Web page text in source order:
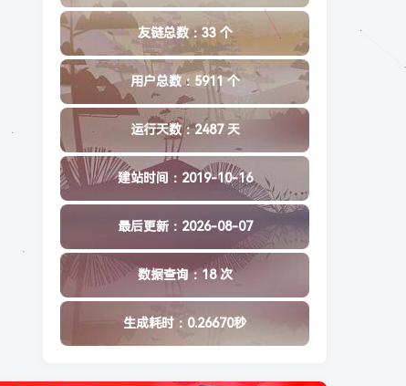
友链总数：33 个
用户总数：5911 个
运行天数：2487 天
建站时间：2019-10-16
最后更新：2026-08-07
数据查询：18 次
生成耗时：0.26670秒